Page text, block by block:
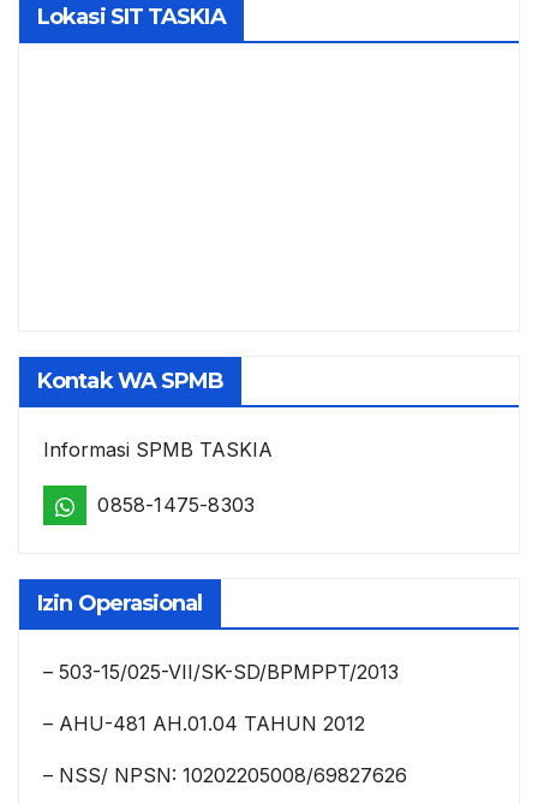
Lokasi SIT TASKIA
Kontak WA SPMB
Informasi SPMB TASKIA
0858-1475-8303
Izin Operasional
– 503-15/025-VII/SK-SD/BPMPPT/2013
– AHU-481 AH.01.04 TAHUN 2012
– NSS/ NPSN: 10202205008/69827626